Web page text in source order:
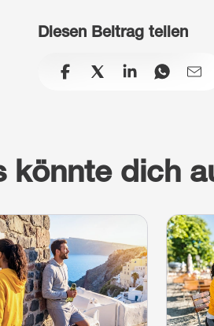
könnte dich
Diesen Beitrag teilen
facebook linkedin